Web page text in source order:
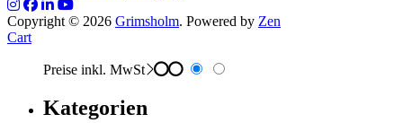
Copyright © 2026 Grimsholm. Powered by Zen
Cart
Preise inkl. MwSt
Kategorien